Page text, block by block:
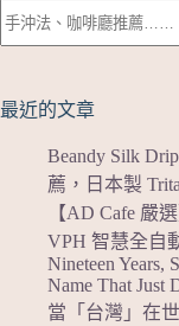
最近的文章
Beandy Silk
薦，日本製
【AD Cafe 嚴
VPH 智慧全自
Nineteen Years,
Name That Just
當「台灣」在